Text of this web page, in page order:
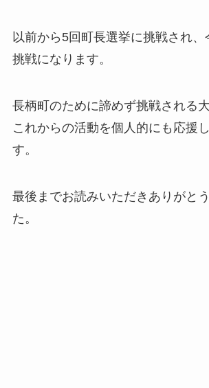
以前から5回町長選挙に挑戦され
挑戦になります。
長柄町のために諦めず挑戦される
これからの活動を個人的にも応援
す。
最後までお読みいただきありがと
た。